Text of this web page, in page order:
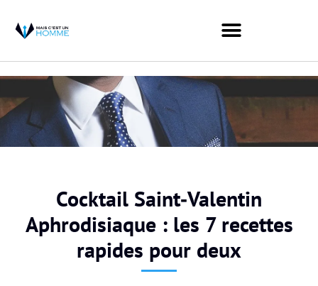
Cocktail Saint‑Valentin
Aphrodisiaque : les 7 recettes
rapides pour deux